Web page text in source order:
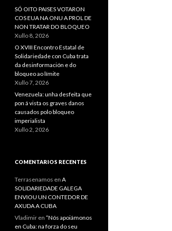
SÓ OITO PAISES VOTARON
COS EUA NA ONU A PROL DE
NON TRATAR DO BLOQUEO
Xullo 8, 2026
O XVIII Encontro Estatal de
Solidariedade con Cuba trata
da desinformación e do
bloqueo ao límite
Xullo 7, 2026
Venezuela: unha desfeita que
pon á vista os graves danos
causados polo bloqueo
imperialista
Xullo 2, 2026
COMENTARIOS RECENTES
Terrasenamos en A
SOLIDARIEDADE GALEGA
ENVIOU UN CONTEDOR DE
AXUDA A CUBA
Vladimir en “Nós apoiámonos
en Cuba: na forza do seu